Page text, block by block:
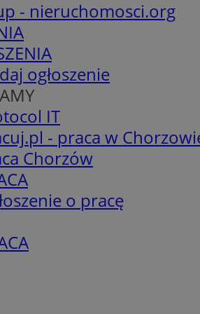
- nieruchomosci.org
ogłoszenie
IT
- praca w
Chorzów
o pracę